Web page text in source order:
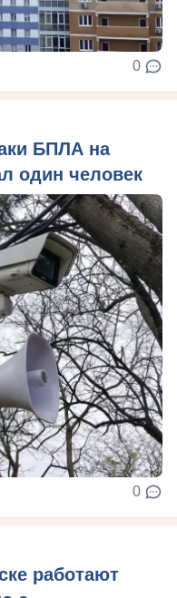
0
БПЛА на
один человек
0
работают